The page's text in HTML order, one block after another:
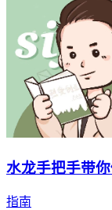
水龙手把手带
指南